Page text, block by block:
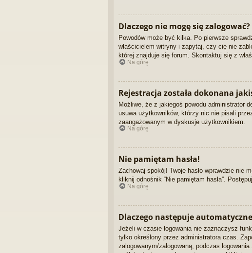
Dlaczego nie mogę się zalogować?
Powodów może być kilka. Po pierwsze
właścicielem witryny i zapytaj, czy cię nie
której znajduje się forum. Skontaktuj się z
Na górę
Rejestracja została dokonana
Możliwe, że z jakiegoś powodu administrator
usuwa użytkowników, którzy nic nie pisali
zaangażowanym w dyskusje użytkownikiem.
Na górę
Nie pamiętam hasła!
Zachowaj spokój! Twoje hasło wprawdzie nie
kliknij odnośnik “Nie pamiętam hasła”.
Na górę
Dlaczego następuje
Jeżeli w czasie logowania nie zaznaczysz
tylko określony przez administratora czas.
zalogowanym/zalogowaną, podczas